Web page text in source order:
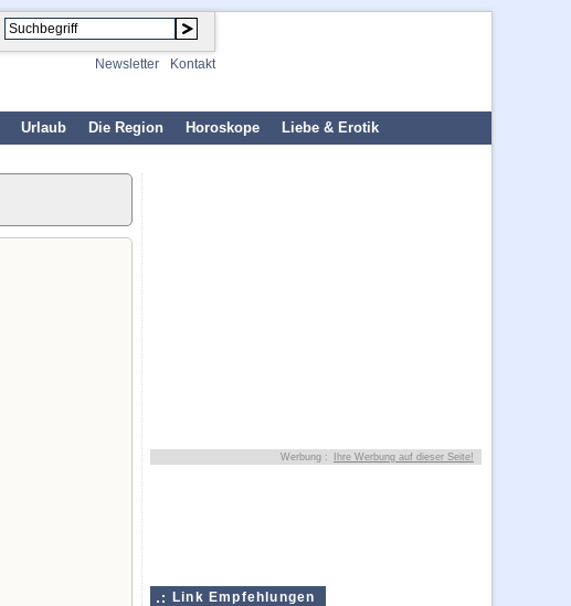
Newsletter Kontakt
Urlaub Die Region Horoskope Liebe & Erotik
Werbung : Ihre Werbung auf dieser Seite!
Link Empfehlungen